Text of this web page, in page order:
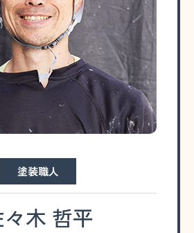
塗装職人
木 哲平